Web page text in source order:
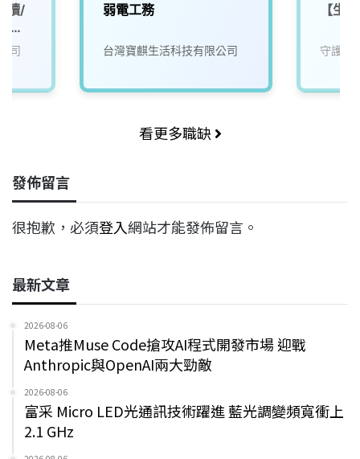
讀/
超
司
弱電工務
台灣寶麒生活科技有限公司
【生
守護家
看更多職缺
發佈留言
很抱歉，必須登入網站才能發佈留言。
最新文章
2026-08-06
Meta推Muse Code搶攻AI程式開發市場 迎戰
Anthropic與OpenAI兩大勁敵
2026-08-06
富采 Micro LED光通訊技術躍進 藍光調變頻寬衝上
2.1 GHz